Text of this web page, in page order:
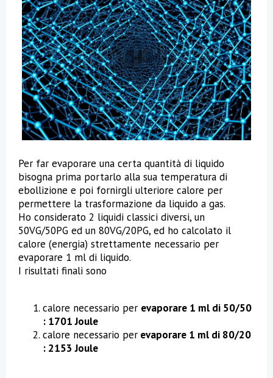
Per far evaporare una certa quantità di liquido
bisogna prima portarlo alla sua temperatura di
ebollizione e poi fornirgli ulteriore calore per
permettere la trasformazione da liquido a gas.
Ho considerato 2 liquidi classici diversi, un
50VG/50PG ed un 80VG/20PG, ed ho calcolato il
calore (energia) strettamente necessario per
evaporare 1 ml di liquido.
I risultati finali sono
calore necessario per evaporare 1 ml di 50/50
: 1701 Joule
calore necessario per evaporare 1 ml di 80/20
: 2153 Joule